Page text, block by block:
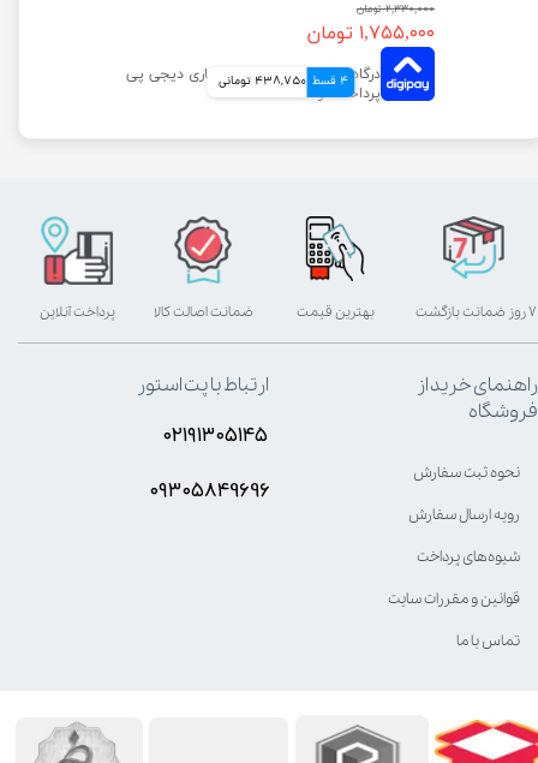
۲,۳۳۰,۰۰۰ تومان
۱,۷۵۵,۰۰۰ تومان
4 قسط 438,750 تومانی
بهترین قیمت پرداخت آنلاین ۷ روز ضمانت بازگشت ضمانت اصالت کالا
راهنمای خرید از
فروشگاه
نحوه ثبت سفارش
رویه ارسال سفارش
شیوه‌های پرداخت
قوانین و مقررات سایت
تماس با ما
ارتباط با پت استور
۰۲۱۹۱۳۰۵۱۴۵
۰۹۳۰۵8۴9696